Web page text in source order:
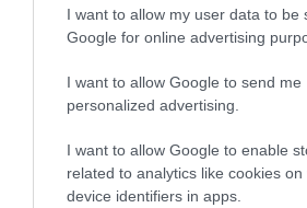
I want to allow my user data to be
Google for online advertising
I want to allow Google to send me
personalized advertising.
I want to allow Google to enable
related to analytics like cookies on
device identifiers in apps.